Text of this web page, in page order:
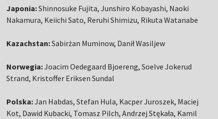
Japonia:Shinnosuke Fujita, Junshiro Kobayashi, Naoki
Nakamura, Keiichi Sato, Reruhi Shimizu, Rikuta Watanabe
Kazachstan:Sabirżan Muminow, Danił Wasiljew
Norwegia:Joacim Oedegaard Bjoereng, Soelve Jokerud
Strand, Kristoffer Eriksen Sundal
Polska:Jan Habdas, Stefan Hula, Kacper Juroszek, Maciej
Kot, Dawid Kubacki, Tomasz Pilch, Andrzej Stękała, Kamil